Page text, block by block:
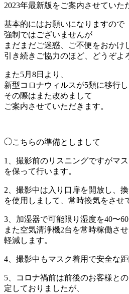
2023年最新版をご案内させていた
基本的にはお願いになりますので
強制ではございませんが
まだまだご迷惑、ご不便をおかけ
引き続きご協力のほど、どうぞよ
また5月8日より、
新型コロナウィルスが5類に移行し
その際はまた改めまして
ご案内させていただきます。
◯こちらの準備としまして
1、撮影前のリスニングですがマ
を保って行います。
2、撮影中は入り口扉を開放し、
を使用しまして、常時換気をさせ
3、加湿器で可能限り湿度を40〜60
また空気清浄機2台を常時稼働さ
軽減します。
4、撮影中もマスク着用で安全な
5、コロナ禍前は前後のお客様と
定しておりましたが、